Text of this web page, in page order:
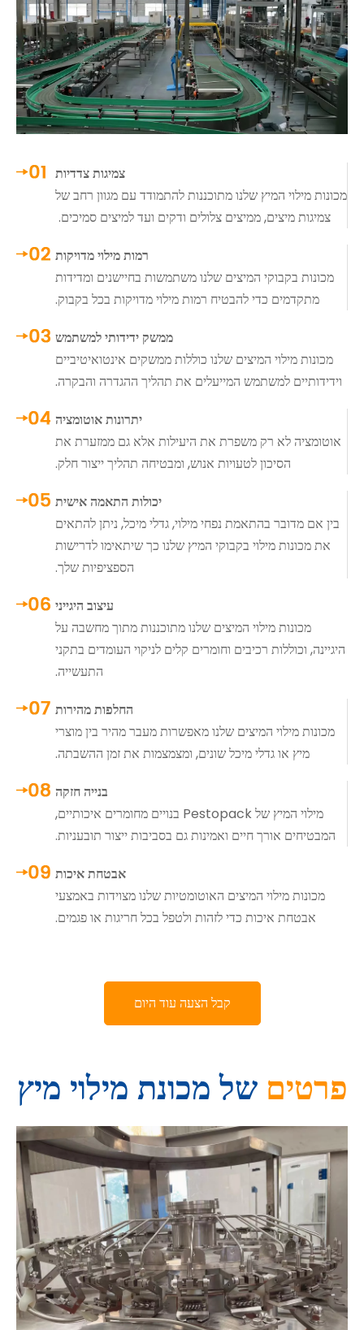
צמיגות צדדיות
מכונות מילוי המיץ שלנו מתוכננות להתמודד עם מגוון רחב של
צמיגות מיצים, ממיצים צלולים ודקים ועד למיצים סמיכים.
רמות מילוי מדויקות
מכונות בקבוקי המיצים שלנו משתמשות בחיישנים ומדידות
מתקדמים כדי להבטיח רמות מילוי מדויקות בכל בקבוק.
ממשק ידידותי למשתמש
מכונות מילוי המיצים שלנו כוללות ממשקים אינטואיטיביים
וידידותיים למשתמש המייעלים את תהליך ההגדרה והבקרה.
יתרונות אוטומציה
אוטומציה לא רק משפרת את היעילות אלא גם ממזערת את
הסיכון לטעויות אנוש, ומבטיחה תהליך ייצור חלק.
יכולות התאמה אישית
בין אם מדובר בהתאמת נפחי מילוי, גדלי מיכל, ניתן להתאים
את מכונות מילוי בקבוקי המיץ שלנו כך שיתאימו לדרישות
הספציפיות שלך.
עיצוב היגייני
מכונות מילוי המיצים שלנו מתוכננות מתוך מחשבה על
היגיינה, וכוללות רכיבים וחומרים קלים לניקוי העומדים בתקני
התעשייה.
החלפות מהירות
מכונות מילוי המיצים שלנו מאפשרות מעבר מהיר בין מוצרי
מיץ או גדלי מיכל שונים, ומצמצמות את זמן ההשבתה.
בנייה חזקה
מילוי המיץ של Pestopack בנויים מחומרים איכותיים,
המבטיחים אורך חיים ואמינות גם בסביבות ייצור תובעניות.
אבטחת איכות
מכונות מילוי המיצים האוטומטיות שלנו מצוידות באמצעי
אבטחת איכות כדי לזהות ולטפל בכל חריגות או פגמים.
קבל הצעה עוד היום
פרטיםשל מכונת מילוי מיץ